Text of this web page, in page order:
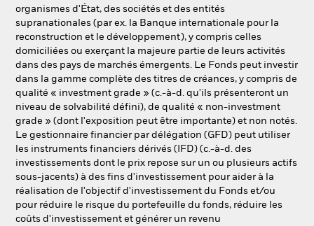
organismes d'État, des sociétés et des entités
supranationales (par ex. la Banque internationale pour la
reconstruction et le développement), y compris celles
domiciliées ou exerçant la majeure partie de leurs activités
dans des pays de marchés émergents. Le Fonds peut investir
dans la gamme complète des titres de créances, y compris de
qualité « investment grade » (c.-à-d. qu'ils présenteront un
niveau de solvabilité défini), de qualité « non-investment
grade » (dont l'exposition peut être importante) et non notés.
Le gestionnaire financier par délégation (GFD) peut utiliser
les instruments financiers dérivés (IFD) (c.-à-d. des
investissements dont le prix repose sur un ou plusieurs actifs
sous-jacents) à des fins d'investissement pour aider à la
réalisation de l'objectif d'investissement du Fonds et/ou
pour réduire le risque du portefeuille du fonds, réduire les
coûts d'investissement et générer un revenu